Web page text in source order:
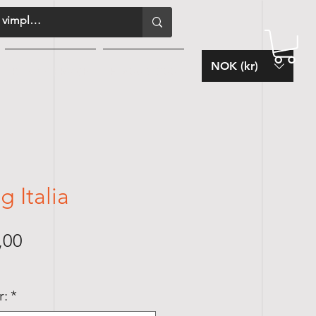
NOK (kr)
Italia
*